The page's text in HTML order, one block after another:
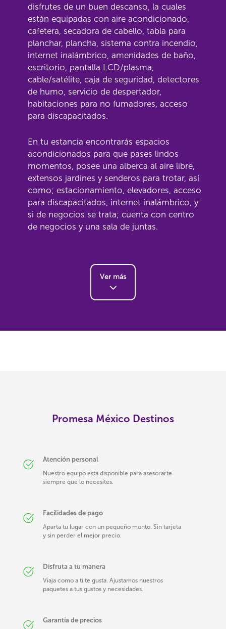
disfrutes de un buen descanso, la cuales
están equipadas con aire acondicionado,
cafetera, secadora de cabello, tabla para
planchar, plancha, sistema contra incendio,
internet inalámbrico, amenidades de baño,
escritorio, pantalla LCD/plasma,
cable/satélite, caja de seguridad, detectores
de humo, servicio de despertador,
habitaciones para no fumadores, acceso
para discapacitados.
En tu estancia encontrarás espacios
acondicionados para que pases lindos
momentos, posee una alberca al aire libre,
extensos jardines y senderos para trotar, así
como; estacionamiento, elevadores, acceso
para discapacitados, internet inalámbrico, y
si de negocios se trata; cuenta con centro
de negocios y una sala de juntas.
Ver más
Promesa México Destinos
Atención personal
Nuestro equipo está disponible para asesorarte
siempre que lo necesites.
Facilidades de pago
Aparta tu lugar con un pequeño monto. Sin tarjeta
y sin perder el mejor precio.
Disfruta a tu manera
Viaja como a ti te gusta. Ajustamos nuestros
paquetes a tus gustos y necesidades.
Garantía de precios